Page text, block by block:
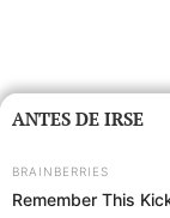
ANTES DE IRSE